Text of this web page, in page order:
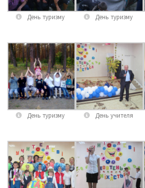
День туризму День туризму
День туризму День учителя